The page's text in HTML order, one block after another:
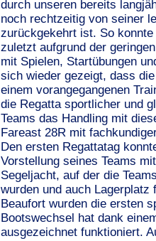
durch unseren bereits
noch rechtzeitig von seiner
zurückgekehrt ist. So
zuletzt aufgrund der
mit Spielen, Startübungen
sich wieder gezeigt, dass
einem vorangegangenen
die Regatta sportlicher und
Teams das Handling mit
Fareast 28R mit
Den ersten Regattatag
Vorstellung seines Teams
Segeljacht, auf der die
wurden und auch
Beaufort wurden die ersten
Bootswechsel hat dank
ausgezeichnet funktioniert.